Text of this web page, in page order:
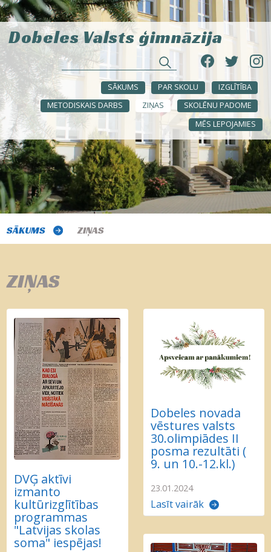
Dobeles Valsts ģimnāzija
SĀKUMS PAR SKOLU
IZGLĪTĪBA
METODISKAIS DARBS
ZIŅAS
SKOLĒNU PADOME
MĒS LEPOJAMIES
SĀKUMS ZIŅAS
ZIŅAS
DVĢ aktīvi
izmanto
kultūrizglītības
programmas
"Latvijas skolas
soma" iespējas!
Dobeles novada
vēstures valsts
30.olimpiādes II
posma rezultāti (
9. un 10.-12.kl.)
23.01.2024
Lasīt vairāk